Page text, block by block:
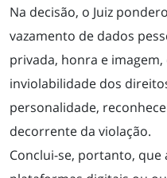
O
ÁREAS
Na decisão, o Juiz
vazamento de dados
privada, honra e
inviolabilidade dos
personalidade,
decorrente da violação.
Conclui-se, portanto, que